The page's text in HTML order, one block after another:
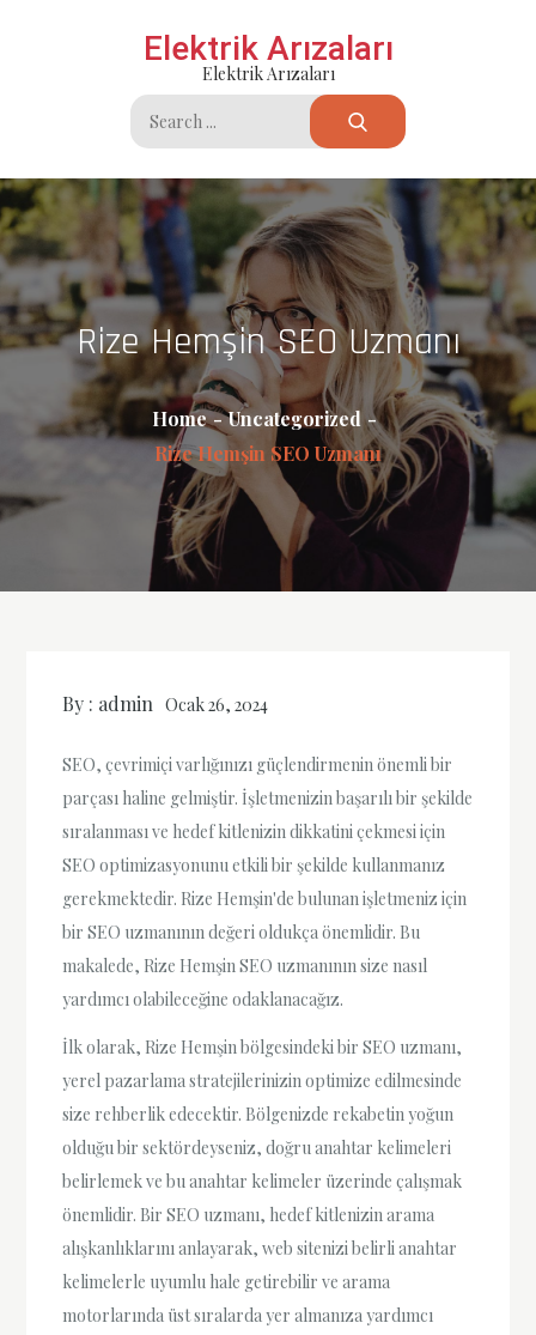
Elektrik Arızaları
Elektrik Arızaları
Search
for:
Rize Hemşin SEO Uzmanı
Home
Uncategorized
Rize Hemşin SEO Uzmanı
By : admin Ocak 26, 2024
SEO, çevrimiçi varlığınızı güçlendirmenin önemli bir
parçası haline gelmiştir. İşletmenizin başarılı bir şekilde
sıralanması ve hedef kitlenizin dikkatini çekmesi için
SEO optimizasyonunu etkili bir şekilde kullanmanız
gerekmektedir. Rize Hemşin'de bulunan işletmeniz için
bir SEO uzmanının değeri oldukça önemlidir. Bu
makalede, Rize Hemşin SEO uzmanının size nasıl
yardımcı olabileceğine odaklanacağız.
İlk olarak, Rize Hemşin bölgesindeki bir SEO uzmanı,
yerel pazarlama stratejilerinizin optimize edilmesinde
size rehberlik edecektir. Bölgenizde rekabetin yoğun
olduğu bir sektördeyseniz, doğru anahtar kelimeleri
belirlemek ve bu anahtar kelimeler üzerinde çalışmak
önemlidir. Bir SEO uzmanı, hedef kitlenizin arama
alışkanlıklarını anlayarak, web sitenizi belirli anahtar
kelimelerle uyumlu hale getirebilir ve arama
motorlarında üst sıralarda yer almanıza yardımcı